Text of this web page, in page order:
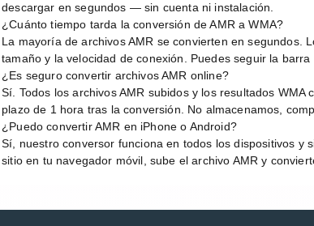
descargar en segundos — sin cuenta ni instalación.
¿Cuánto tiempo tarda la conversión de AMR a WMA?
La mayoría de archivos AMR se convierten en segundos.
tamaño y la velocidad de conexión. Puedes seguir la
¿Es seguro convertir archivos AMR online?
Sí. Todos los archivos AMR subidos y los resultados
plazo de 1 hora tras la conversión. No almacenamos,
¿Puedo convertir AMR en iPhone o Android?
Sí, nuestro conversor funciona en todos los dispositivos y
sitio en tu navegador móvil, sube el archivo AMR y